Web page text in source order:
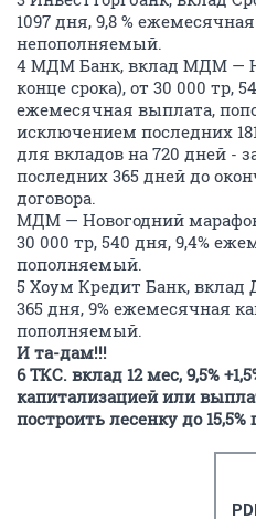
1097 дня, 9,8 %
непополняемый.
4 МДМ Банк, вклад МДМ —
конце срока), от 30 000 тр,
ежемесячная выплата,
исключением последних
для вкладов на 720 дней -
последних 365 дней до
договора.
МДМ — Новогодний
30 000 тр, 540 дня, 9,4%
пополняемый.
5 Хоум Кредит Банк, вклад
365 дня, 9% ежемесячная
пополняемый.
И та-дам!!!
6 ТКС. вклад 12 мес, 9,5%
капитализацией или
построить лесенку до 15,5%